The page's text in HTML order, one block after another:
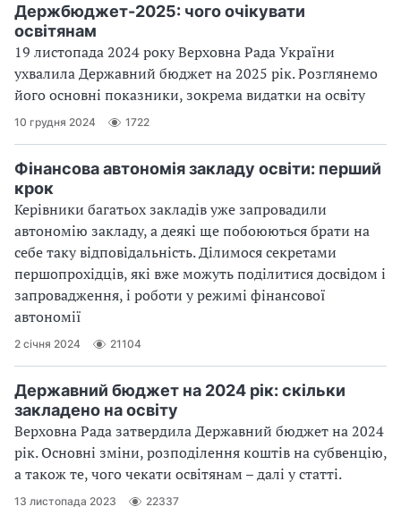
Держбюджет-2025: чого очікувати
освітянам
19 листопада 2024 року Верховна Рада України
ухвалила Державний бюджет на 2025 рік. Розглянемо
його основні показники, зокрема видатки на освіту
10 грудня 2024 1722
Фінансова автономія закладу освіти: перший
крок
Керівники багатьох закладів уже запровадили
автономію закладу, а деякі ще побоюються брати на
себе таку відповідальність. Ділимося секретами
першопрохідців, які вже можуть поділитися досвідом і
запровадження, і роботи у режимі фінансової
автономії
2 січня 2024 21104
Державний бюджет на 2024 рік: скільки
закладено на освіту
Верховна Рада затвердила Державний бюджет на 2024
рік. Основні зміни, розподілення коштів на субвенцію,
а також те, чого чекати освітянам – далі у статті.
13 листопада 2023 22337